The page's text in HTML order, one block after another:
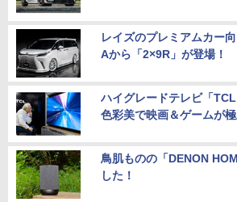
レイズのプレミアムカー
Aから「2×9R」が登場！
ハイグレードテレビ「
色彩美で映画＆ゲームが
鳥肌ものの「DENON
した！